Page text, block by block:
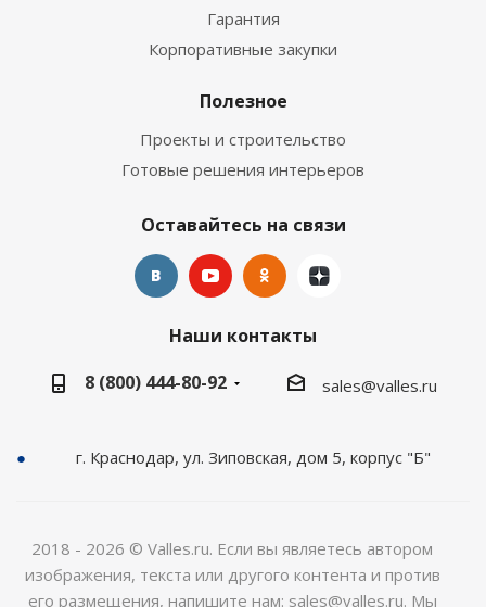
Гарантия
Корпоративные закупки
Полезное
Проекты и строительство
Готовые решения интерьеров
Оставайтесь на связи
Наши контакты
8 (800) 444-80-92
sales@valles.ru
г. Краснодар, ул. Зиповская, дом 5, корпус "Б"
2018 - 2026 © Valles.ru. Если вы являетесь автором
изображения, текста или другого контента и против
его размещения, напишите нам: sales@valles.ru. Мы